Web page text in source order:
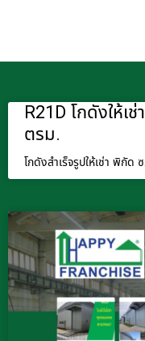
R21D โกดังให้เ
ตรม.
โกดังสำเร็จรูปให้เช่า พิกัด